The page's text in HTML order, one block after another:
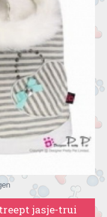
jasje-trui